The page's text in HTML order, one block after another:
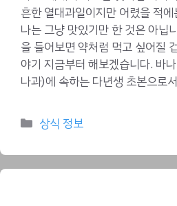
흔한 열대과일이지만 어렸을 적
나는 그냥 맛있기만 한 것은 아닙
을 들어보면 약처럼 먹고 싶어질
야기 지금부터 해보겠습니다. 바
나과)에 속하는 다년생 초본으로
Categories
상식 정보